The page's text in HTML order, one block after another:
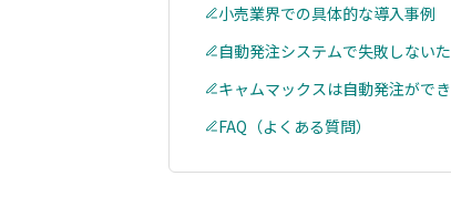
小売業界での具体的な導入事例
自動発注システムで失敗しない
キャムマックスは自動発注がで
FAQ（よくある質問）